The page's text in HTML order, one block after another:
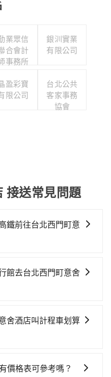
業眾信
合會計
事務所
銀汌實業
有限公司
盈彩寶
限公司
台北公共
客家事務
協會
接送常見問題
鐵前往台北西門町意
早06:05一直到23:03，
鐵可搭乘。假設從寶島
隊的時間約20分鐘，再
高鐵從台中站前往台北
(台北市萬華區) 的目的
館去台北西門町意舍
公司一般以天為單位計
Kicks，一天租金
車（每小時約40元）、
舍酒店叫計程車划算
Yoxi等，如果在路邊攔不
價格表可參考嗎？